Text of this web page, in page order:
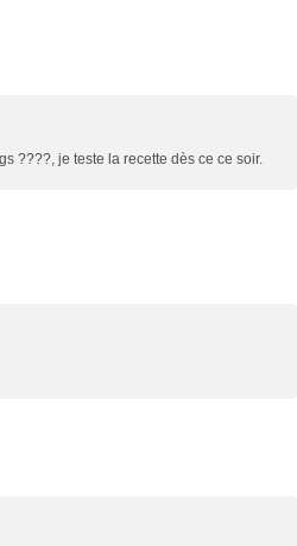
????, je teste la recette dès ce ce soir.